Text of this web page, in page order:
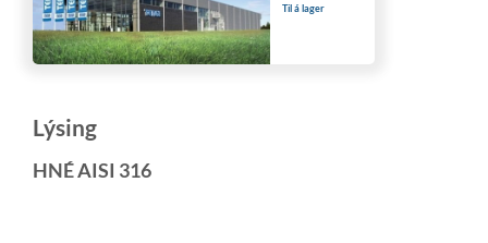
Til á lager
Lýsing
HNÉ AISI 316